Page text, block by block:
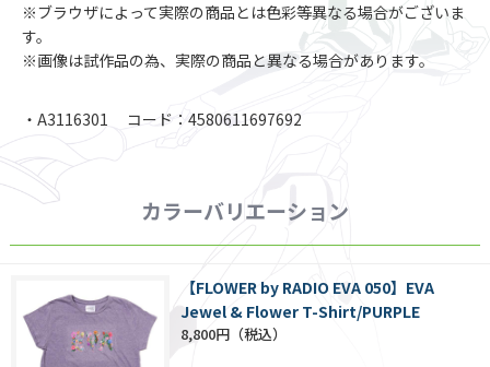
※ブラウザによって実際の商品とは色彩等異なる場合がございま
す。
※画像は試作品の為、実際の商品と異なる場合があります。
・A3116301 コード：4580611697692
カラーバリエーション
【FLOWER by RADIO EVA 050】EVA
Jewel & Flower T-Shirt/PURPLE
8,800円